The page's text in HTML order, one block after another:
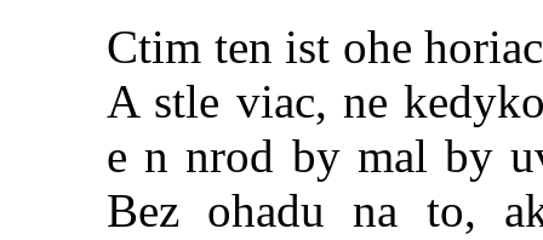
Ctim ten ist ohe
A stle viac, ne
e n nrod by mal by
Bez ohadu na to,